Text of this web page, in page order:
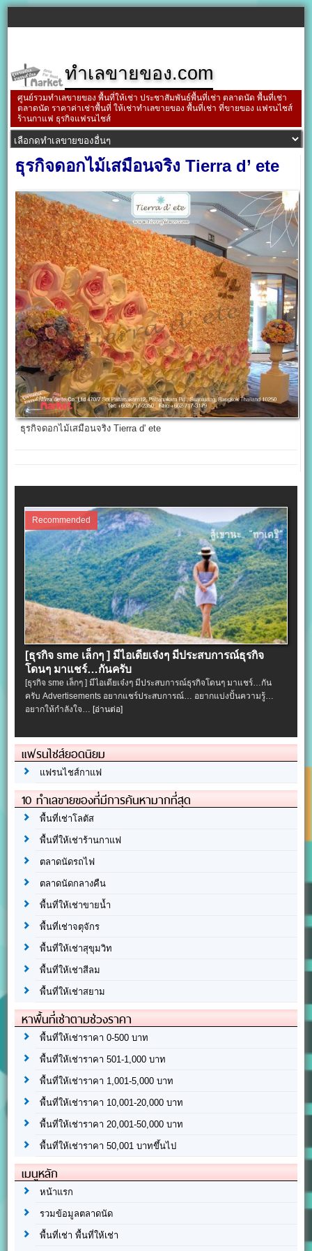
ทำเลขายของ.com
ศูนย์รวมทำเลขายของ พื้นที่ให้เช่า ประชาสัมพันธ์พื้นที่เช่า ตลาดนัด พื้นที่เช่า
ตลาดนัด ราคาค่าเช่าพื้นที่ ให้เช่าทำเลขายของ พื้นที่เช่า ที่ขายของ แฟรนไชส์
ร้านกาแฟ ธุรกิจแฟรนไชส์
ธุรกิจดอกไม้เสมือนจริง Tierra d’ ete
ธุรกิจดอกไม้เสมือนจริง Tierra d' ete
Recommended
[ธุรกิจ sme เล็กๆ ] มีไอเดียเจ๋งๆ มีประสบการณ์ธุรกิจ
โดนๆ มาแชร์…กันครับ
[ธุรกิจ sme เล็กๆ ] มีไอเดียเจ๋งๆ มีประสบการณ์ธุรกิจโดนๆ มาแชร์…กัน
ครับ Advertisements อยากแชร์ประสบการณ์… อยากแบ่งปั้นความรู้…
อยากให้กำลังใจ… [อ่านต่อ]
แฟรนไชส์ยอดนิยม
แฟรนไชส์กาแฟ
10 ทำเลขายของที่มีการค้นหามากที่สุด
พื้นที่เช่าโลตัส
พื้นที่ให้เช่าร้านกาแฟ
ตลาดนัดรถไฟ
ตลาดนัดกลางคืน
พื้นที่ให้เช่าขายน้ำ
พื้นที่เช่าจตุจักร
พื้นที่ให้เช่าสุขุมวิท
พื้นที่ให้เช่าสีลม
พื้นที่ให้เช่าสยาม
หาพื้นที่เช่าตามช่วงราคา
พื้นที่ให้เช่าราคา 0-500 บาท
พื้นที่ให้เช่าราคา 501-1,000 บาท
พื้นที่ให้เช่าราคา 1,001-5,000 บาท
พื้นที่ให้เช่าราคา 10,001-20,000 บาท
พื้นที่ให้เช่าราคา 20,001-50,000 บาท
พื้นที่ให้เช่าราคา 50,001 บาทขึ้นไป
เมนูหลัก
หน้าแรก
รวมข้อมูลตลาดนัด
พื้นที่เช่า พื้นที่ให้เช่า